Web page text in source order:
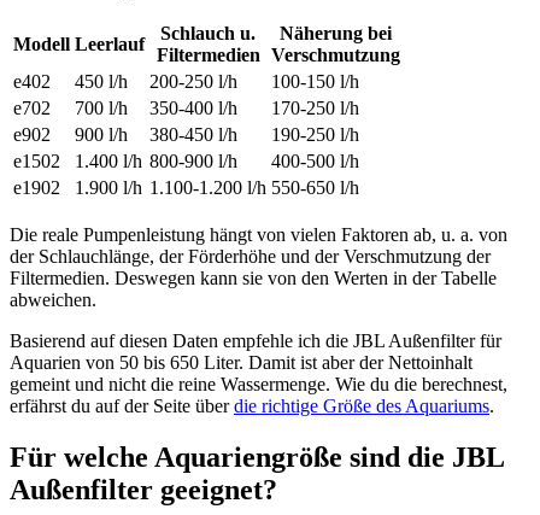
Modell Leerlauf
Schlauch u.
Filtermedien
Näherung bei
Verschmutzung
e402
450 l/h 200-250 l/h
100-150 l/h
e702
700 l/h 350-400 l/h
170-250 l/h
e902
900 l/h 380-450 l/h
190-250 l/h
e1502
1.400 l/h 800-900 l/h
400-500 l/h
e1902
1.900 l/h 1.100-1.200 l/h 550-650 l/h
Die reale Pumpenleistung hängt von vielen Faktoren ab, u. a. von
der Schlauchlänge, der Förderhöhe und der Verschmutzung der
Filtermedien. Deswegen kann sie von den Werten in der Tabelle
abweichen.
Basierend auf diesen Daten empfehle ich die JBL Außenfilter für
Aquarien von 50 bis 650 Liter. Damit ist aber der Nettoinhalt
gemeint und nicht die reine Wassermenge. Wie du die berechnest,
erfährst du auf der Seite überdie richtige Größe des Aquariums.
Für welche Aquariengröße sind die JBL
Außenfilter geeignet?